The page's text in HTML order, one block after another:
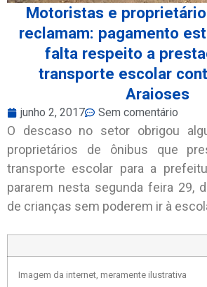
Motoristas e
reclamam: pagamento
falta respeito a
transporte escolar
Araioses
junho 2, 2017 Sem comentário
O descaso no setor obrigou
proprietários de ônibus que
transporte escolar para a
pararem nesta segunda feira 29,
de crianças sem poderem ir à
Imagem da internet, meramente ilustrativa